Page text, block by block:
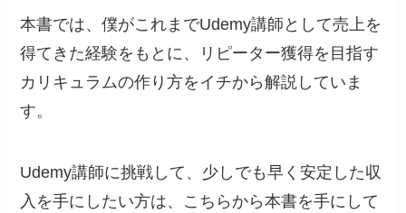
本書では、僕がこれまでUdemy講師として売上を
得てきた経験をもとに、リピーター獲得を目指す
カリキュラムの作り方をイチから解説していま
す。
Udemy講師に挑戦して、少しでも早く安定した収
入を手にしたい方は、こちらから本書を手にして